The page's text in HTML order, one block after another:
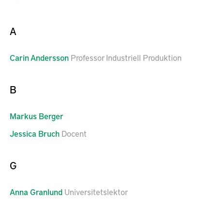
A
CarinAndersson Professor Industriell Produktion
B
Markus Berger
Jessica Bruch Docent
G
AnnaGranlund Universitetslektor